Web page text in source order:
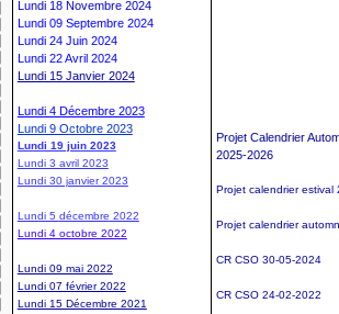
Lundi 18 Novembre 2024
Lundi 09 Septembre 2024
Lundi 24 Juin 2024
Lundi 22 Avril 2024
Lundi 15 Janvier 2024
Lundi 4 Décembre 2023
Lundi 9 Octobre 2023
Lundi 19 juin 2023
Lundi 3 avril 2023
Lundi 30 janvier 2023
Lundi 5 décembre 2022
Lundi 4 octobre 2022
Lundi 09 mai 2022
Lundi 07 février 2022
Lundi 15 Décembre 2021
Projet Calendrier
2025-2026
Projet calendrier estival
Projet calendrier
CR CSO 30-05-2024
CR CSO 24-02-2022